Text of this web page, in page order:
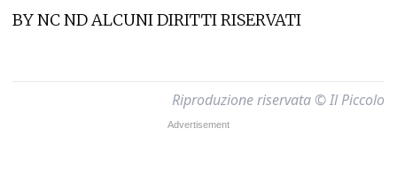
BY NC ND ALCUNI DIRITTI RISERVATI
Riproduzione riservata © Il Piccolo